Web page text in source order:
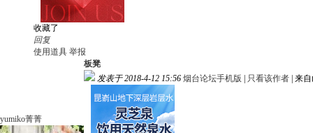
收藏了
回复
使用道具 举报
yumiko菁菁
板凳
发表于 2018-4-12 15:56 烟台论坛手机版 只看该作者 来